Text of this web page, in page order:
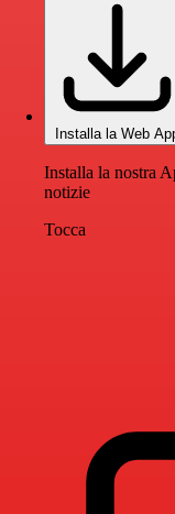
Installa la Web
Installa la nostra
notizie
Tocca